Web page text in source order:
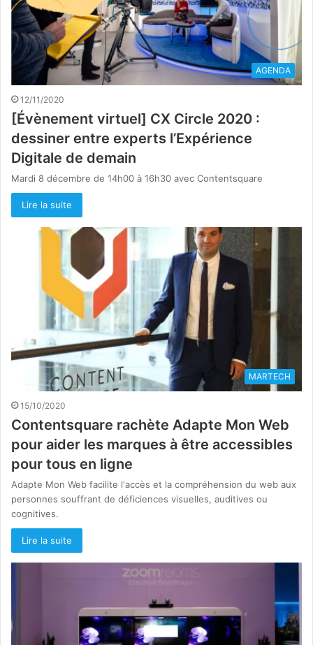
AGENDA
12/11/2020
[Évènement virtuel] CX Circle 2020 :
dessiner entre experts l’Expérience
Digitale de demain
Mardi 8 décembre de 14h00 à 16h30 avec Contentsquare
Lire la suite
MARTECH
15/10/2020
Contentsquare rachète Adapte Mon Web
pour aider les marques à être accessibles
pour tous en ligne
Adapte Mon Web facilite l'accès et la compréhension du web aux
personnes souffrant de déficiences visuelles, auditives ou
cognitives.
Lire la suite